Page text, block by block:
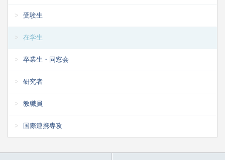
受験生
在学生
卒業生・同窓会
研究者
教職員
国際連携専攻